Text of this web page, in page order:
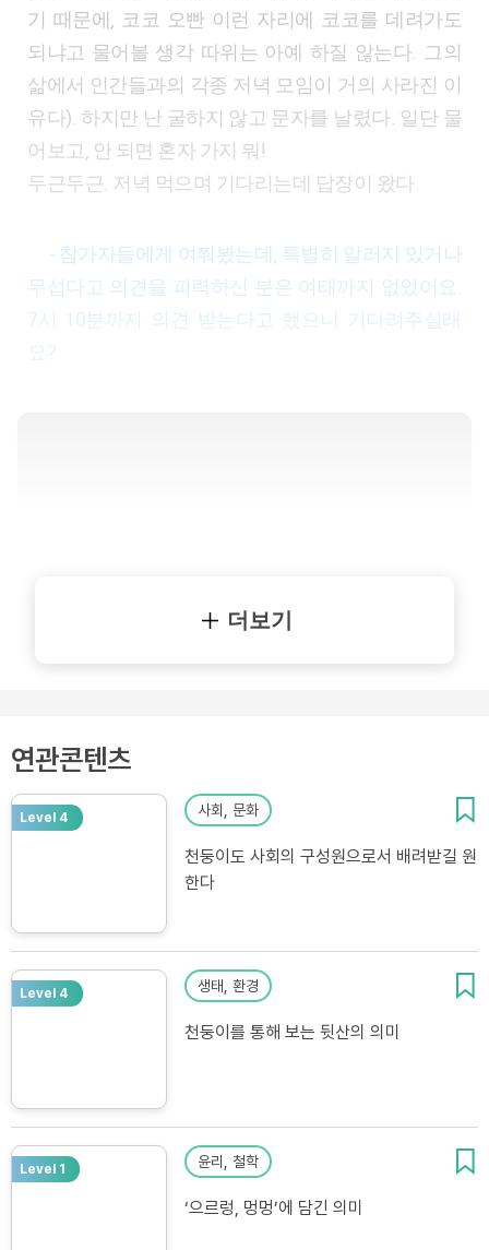
기 때문에, 코코 오빤 이런 자리에 코코를 데려가도
되냐고 물어볼 생각 따위는 아예 하질 않는다. 그의
삶에서 인간들과의 각종 저녁 모임이 거의 사라진 이
유다). 하지만 난 굴하지 않고 문자를 날렸다. 일단 물
어보고, 안 되면 혼자 가지 뭐!
두근두근. 저녁 먹으며 기다리는데 답장이 왔다.
- 참가자들에게 여쭤봤는데, 특별히 알러지 있거나
무섭다고 의견을 피력하신 분은 여태까지 없었어요.
7시 10분까지 의견 받는다고 했으니 기다려주실래
더보기
연관콘텐츠
Level 4 사회, 문화
천둥이도 사회의 구성원으로서 배려받길 원
한다
Level 4 생태, 환경
천둥이를 통해 보는 뒷산의 의미
Level 1 윤리, 철학
‘으르렁, 멍멍’에 담긴 의미